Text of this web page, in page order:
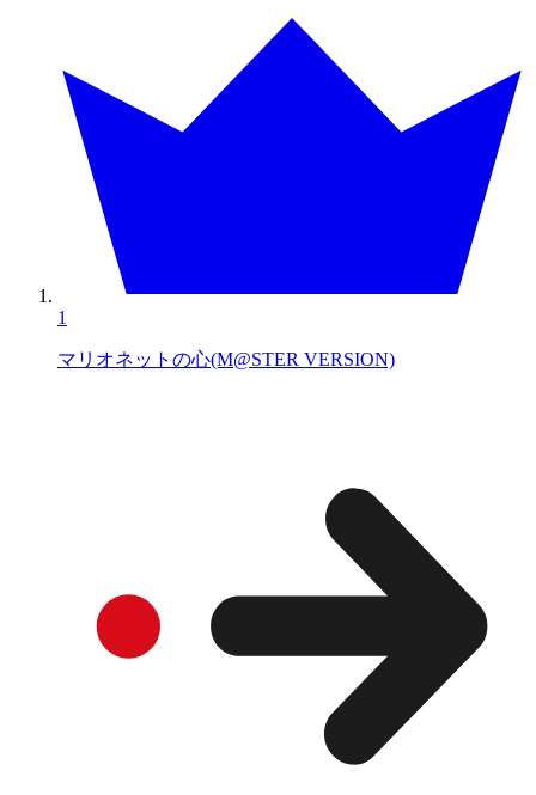
1
マリオネットの心(M@STER VERSION)